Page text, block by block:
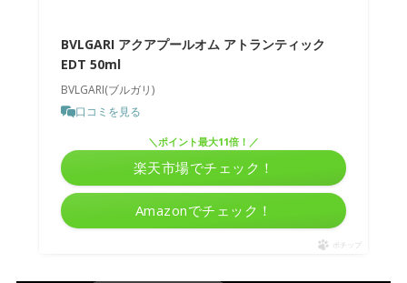
BVLGARI アクアプールオム アトランティック
EDT 50ml
BVLGARI(ブルガリ)
口コミを見る
Amazonでチェック！
＼ポイント最大11倍！／
楽天市場でチェック！
ポチップ